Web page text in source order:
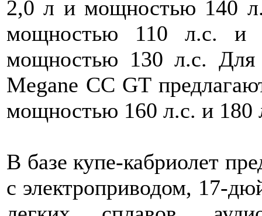
2,0 л и мощностью 140
мощностью 110 л.с. и
мощностью 130 л.с. Для
Megane СС GT
мощностью 160 л.с. и 180
В базе купе-кабриолет
с электроприводом, 17-